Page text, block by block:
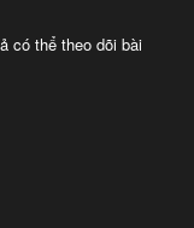
có thể theo dõi bài